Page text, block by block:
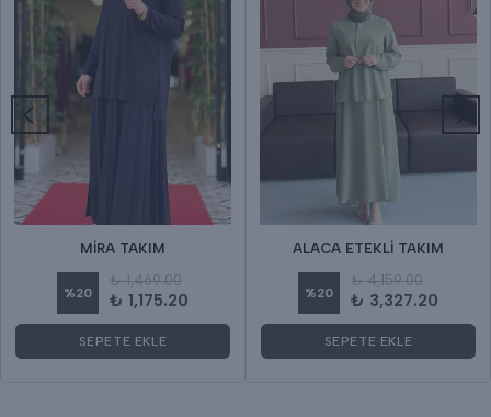
MİRA TAKIM
%20
₺ 1,469.00
₺ 1,175.20
SEPETE EKLE
ALACA ETEKLİ TAKIM
%20
₺ 4,159.00
₺ 3,327.20
SEPETE EKLE